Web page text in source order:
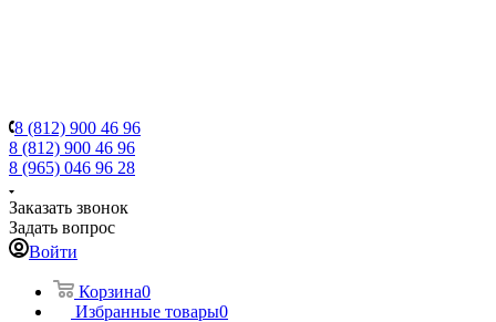
8 (812) 900 46 96
8 (812) 900 46 96
8 (965) 046 96 28
Заказать звонок
Задать вопрос
Войти
Корзина0
Избранные товары0